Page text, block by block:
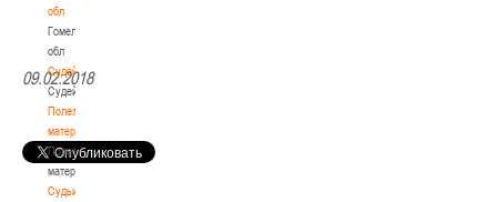
обл
Гомельская
обл
Судейство
Судейство
Полезные
материалы
Полезные
материалы
Судьи
09.02.2018